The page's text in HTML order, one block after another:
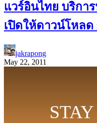
แวร์อินไทย บริกา
เปิดให้ดาวน์โหลด
jakrapong
May 22, 2011